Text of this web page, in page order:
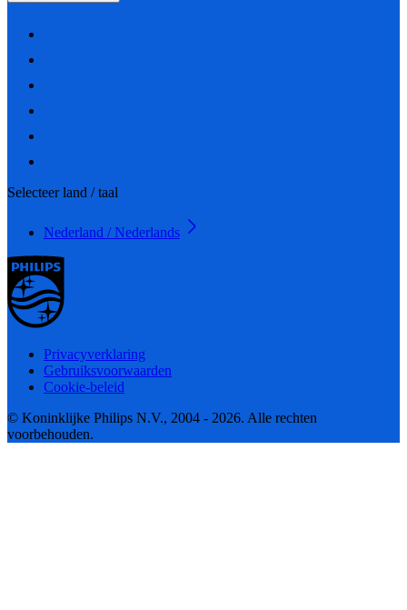
Selecteer land / taal
Nederland / Nederlands
Privacyverklaring
Gebruiksvoorwaarden
Cookie-beleid
© Koninklijke Philips N.V., 2004 - 2026. Alle rechten
voorbehouden.